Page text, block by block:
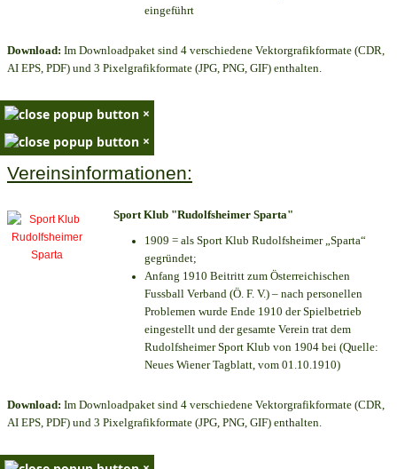
eingeführt
Download: Im Downloadpaket sind 4 verschiedene Vektorgrafikformate (CDR,
AI EPS, PDF) und 3 Pixelgrafikformate (JPG, PNG, GIF) enthalten.
×
×
Vereinsinformationen:
Sport Klub "Rudolfsheimer Sparta"
1909 = als Sport Klub Rudolfsheimer „Sparta“
gegründet;
Anfang 1910 Beitritt zum Österreichischen
Fussball Verband (Ö. F. V.) – nach personellen
Problemen wurde Ende 1910 der Spielbetrieb
eingestellt und der gesamte Verein trat dem
Rudolfsheimer Sport Klub von 1904 bei (Quelle:
Neues Wiener Tagblatt, vom 01.10.1910)
Download: Im Downloadpaket sind 4 verschiedene Vektorgrafikformate (CDR,
AI EPS, PDF) und 3 Pixelgrafikformate (JPG, PNG, GIF) enthalten.